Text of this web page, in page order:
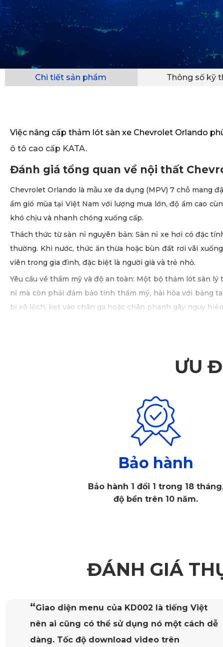
Chi tiết sản phẩm Thông số kỹ
Việc nâng cấp thảm lót sàn xe Chevrolet Orlando
ô tô cao cấp KATA.
Đánh giá tổng quan về nội thất
Chevrolet Orlando là mẫu xe đa dụng (MPV) 7 chỗ
ẩm gió mùa tại Việt Nam với lượng mưa lớn, độ ẩm cao
khó chịu và nhanh chóng xuống cấp.
Thách thức từ sàn nỉ nguyên bản: Sàn nỉ xe hơi có đặc
thường. Khi nước, thức ăn thừa hoặc bùn đất rơi vãi
viên trong gia đình, đặc biệt là người già và trẻ nhỏ.
Yêu cầu về thẩm mỹ và độ an toàn: Một bộ thảm lót sàn
nỉ mà còn phải đảm bảo tính thẩm mỹ, hài hòa với
bị xô lệch, kẹt vào chân ga hoặc chân phanh gây nguy
Thảm lót sàn ô tô cao cấp KATA mang đến cho
tạo thành các khe xung quanh có tác dụng giữ lại
ƯU
Bảo hành
Bảo hành 1 đổi 1 trong 18
độ bền trên 10 năm.
ĐÁNH GIÁ
“Mặt trước thảm KATA chống nước, chống
bụi bẩn rất tốt. Mặt sau có chống trơn trượt.